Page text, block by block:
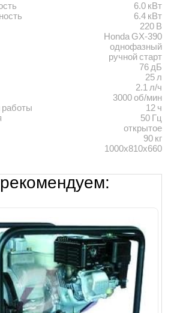
6.0 кВт
6.4 кВт
220 В
Honda GX-390
однофазный
ручной старт
76 дБ
25 л
2.1 л/ч
3000 об/мин
работы
12 ч
50 Гц
открытое
90 кг
1000х810х660